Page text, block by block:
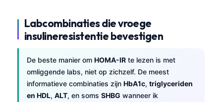
Labcombinaties die vroege
insulineresistentie bevestigen
De beste manier om HOMA-IR te lezen is met
omliggende labs, niet op zichzelf. De meest
informatieve combinaties zijn HbA1c, triglyceriden
en HDL, ALT, en soms SHBG wanneer ik